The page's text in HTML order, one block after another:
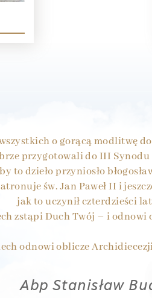
o gorącą modlitwę
przygotowali do III
to dzieło przyniosło
św. Jan Paweł II i
jak to uczynił czterdzieści
zstąpi Duch Twój – i odnowi
odnowi oblicze
Abp Stanisław